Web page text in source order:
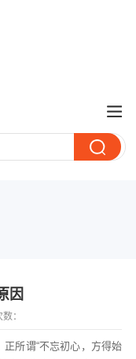
因
：
所谓“不忘初心，方得始